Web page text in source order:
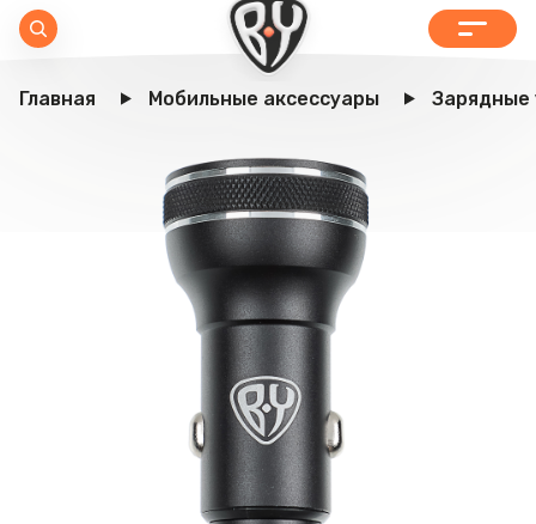
Главная Мобильные аксессуары Зарядные